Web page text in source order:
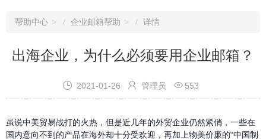
帮助中心 企业邮箱帮助 详情
出海企业，为什么必须要用企业邮箱？
 2021-01-26  管理员  553
虽说中美贸易战打的火热，但是近几年的外贸企业仍然紧俏，一些在
国内意向不到的产品在海外却十分受欢迎，再加上物美价廉的“中国制